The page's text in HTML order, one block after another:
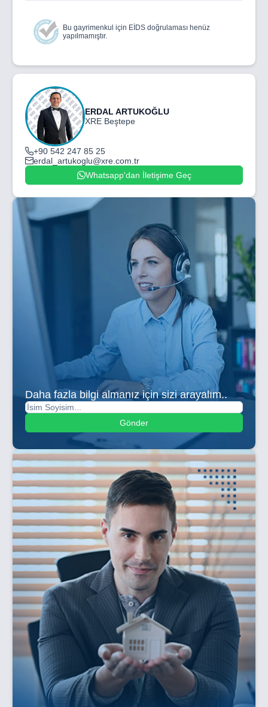
Bu gayrimenkul için EİDS doğrulaması henüz
yapılmamıştır.
ERDAL ARTUKOĞLU
XRE Beştepe
+90 542 247 85 25
erdal_artukoglu@xre.com.tr
Whatsapp'dan İletişime Geç
Daha fazla bilgi almanız için sizi arayalım..
Gönder